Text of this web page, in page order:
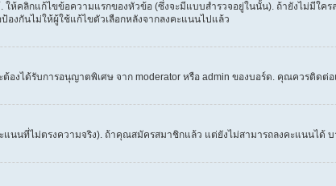
ห้คลิกแก้ไขข้อความแรกของหัวข้อ (ซึ่งจะมีแบบสำรวจอยู่ในนั้น). ถ้ายังไม่มีใ
องกันไม่ให้ผู้ใช้แก้ไขตัวเลือกหลังจากลงคะแนนไปแล้ว
งได้รับการอนุญาตพิเศษ จาก moderator หรือ admin ของบอร์ด. คุณควรติดต่
นนที่ไม่ตรงความจริง). ถ้าคุณสมัครสมาชิกแล้ว แต่ยังไม่สามารถลงคะแนนได้